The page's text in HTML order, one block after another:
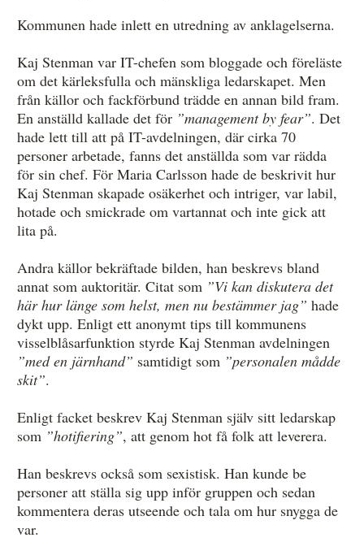
Kommunen hade inlett en utredning av anklagelserna.
Kaj Stenman var IT-chefen som bloggade och föreläste
om det kärleksfulla och mänskliga ledarskapet. Men
från källor och fackförbund trädde en annan bild fram.
En anställd kallade det för ”management by fear”. Det
hade lett till att på IT-avdelningen, där cirka 70
personer arbetade, fanns det anställda som var rädda
för sin chef. För Maria Carlsson hade de beskrivit hur
Kaj Stenman skapade osäkerhet och intriger, var labil,
hotade och smickrade om vartannat och inte gick att
lita på.
Andra källor bekräftade bilden, han beskrevs bland
annat som auktoritär. Citat som ”Vi kan diskutera det
här hur länge som helst, men nu bestämmer jag” hade
dykt upp. Enligt ett anonymt tips till kommunens
visselblåsarfunktion styrde Kaj Stenman avdelningen
”med en järnhand” samtidigt som ”personalen mådde
skit”.
Enligt facket beskrev Kaj Stenman själv sitt ledarskap
som ”hotifiering”, att genom hot få folk att leverera.
Han beskrevs också som sexistisk. Han kunde be
personer att ställa sig upp inför gruppen och sedan
kommentera deras utseende och tala om hur snygga de
var.